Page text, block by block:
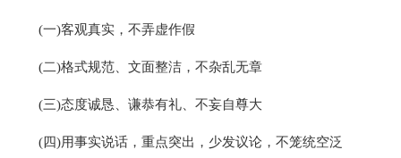
(一)客观真实，不弄虚作假
(二)格式规范、文面整洁，不杂乱无章
(三)态度诚恳、谦恭有礼、不妄自尊大
(四)用事实说话，重点突出，少发议论，不笼统空泛